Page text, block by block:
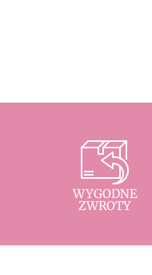
WYGODNE
ZWROTY